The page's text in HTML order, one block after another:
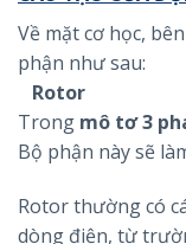
Về mặt cơ học,
phận như sau:
Rotor
Trong mô tơ 3
Bộ phận này sẽ
Rotor thường có
dòng điện, từ